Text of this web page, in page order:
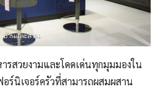
รสวยงามและโดดเด่นทุกมุมมองใน
ร์นิเจอร์ครัวที่สามารถผสมผสาน